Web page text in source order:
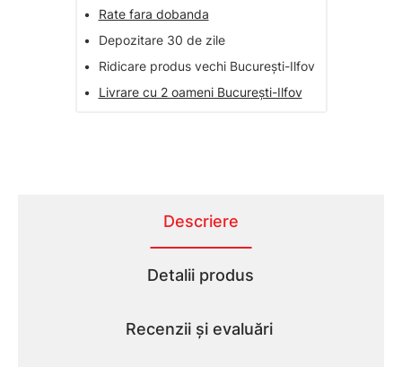
•
Rate fara dobanda
•
Depozitare 30 de zile
•
Ridicare produs vechi București-Ilfov
•
Livrare cu 2 oameni București-Ilfov
Descriere
Detalii produs
Recenzii și evaluări